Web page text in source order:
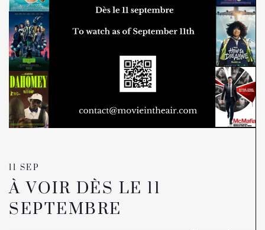
11 SEP
À VOIR DÈS LE 11
SEPTEMBRE